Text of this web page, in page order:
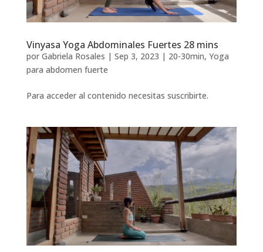
Vinyasa Yoga Abdominales Fuertes 28 mins
por Gabriela Rosales | Sep 3, 2023 | 20-30min, Yoga
para abdomen fuerte
Para acceder al contenido necesitas suscribirte.